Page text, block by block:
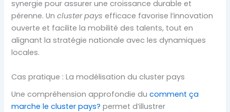
synergie pour assurer une croissance durable et
pérenne. Uncluster pays efficace favorise l’innovation
ouverte et facilite la mobilité des talents, tout en
alignant la stratégie nationale avec les dynamiques
locales.
Cas pratique : La modélisation du cluster pays
Une compréhension approfondie ducomment ça
marche le cluster pays? permet d’illustrer